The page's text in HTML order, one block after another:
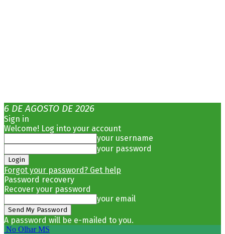
6 DE AGOSTO DE 2026
Sign in
Welcome! Log into your account
your username
your password
Forgot your password? Get help
Password recovery
Recover your password
your email
A password will be e-mailed to you.
No Olhar MS